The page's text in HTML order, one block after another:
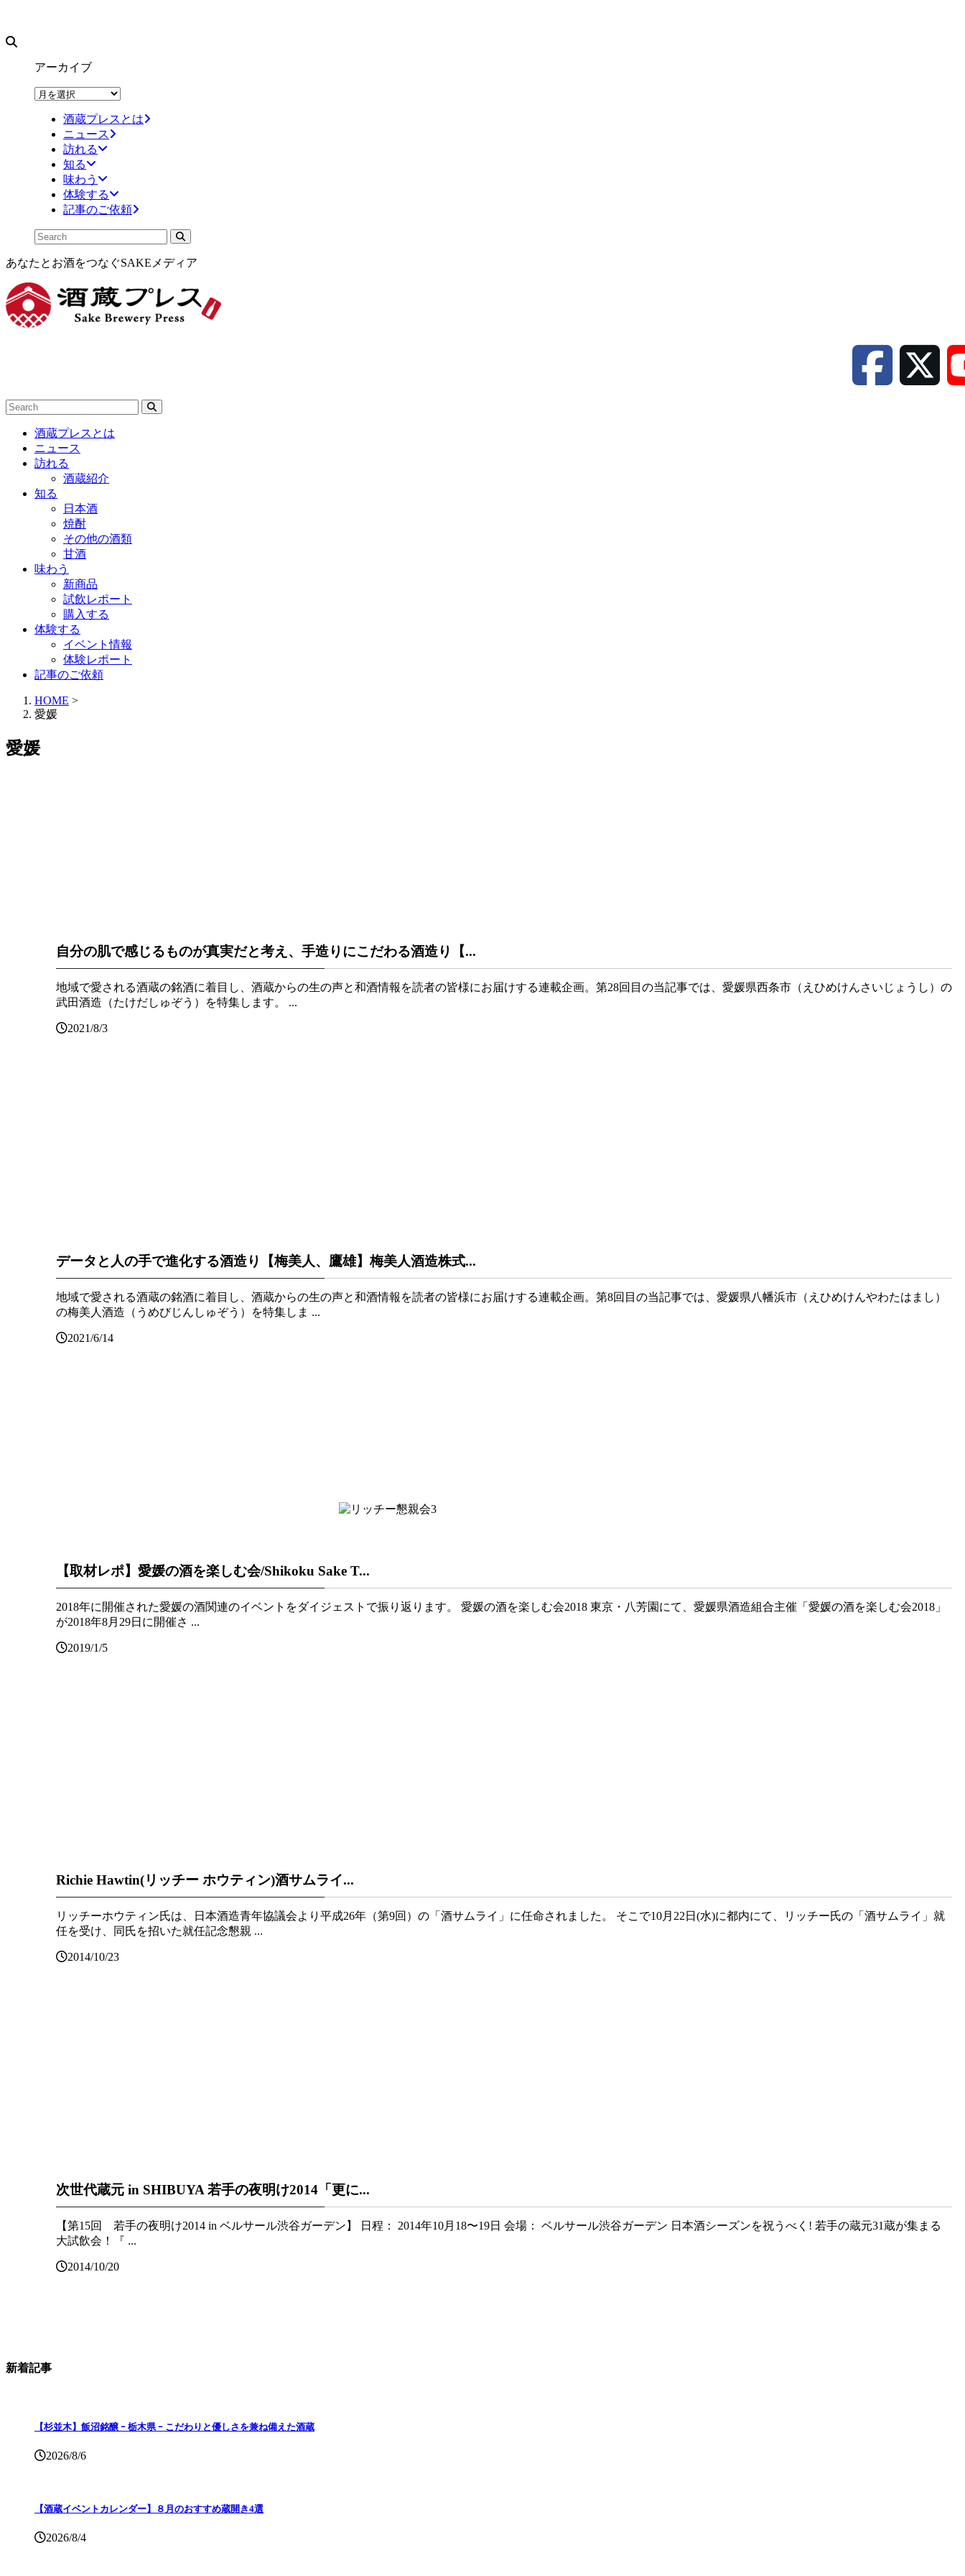
アーカイブ
ア
酒蔵プレスとは
ニュース
訪れる
知る
味わう
体験する
記事のご依頼
あなたとお酒をつなぐSAKEメディア
酒蔵プレスとは
ニュース
訪れる
酒蔵紹介
知る
日本酒
焼酎
その他の酒類
甘酒
味わう
新商品
試飲レポート
購入する
体験する
イベント情報
体験レポート
記事のご依頼
HOME >
愛媛
愛媛
自分の肌で感じるものが真実だと考え、手造りにこだわる酒造り【...
地域で愛される酒蔵の銘酒に着目し、酒蔵からの生の声と和酒情報を読者の皆様にお届けする連載企画。第28回目の当記事では、愛媛県西条市（えひめけんさいじょうし）の
武田酒造（たけだしゅぞう）を特集します。 ...
2021/8/3
データと人の手で進化する酒造り【梅美人、鷹雄】梅美人酒造株式...
地域で愛される酒蔵の銘酒に着目し、酒蔵からの生の声と和酒情報を読者の皆様にお届けする連載企画。第8回目の当記事では、愛媛県八幡浜市（えひめけんやわたはまし）
の梅美人酒造（うめびじんしゅぞう）を特集しま ...
2021/6/14
【取材レポ】愛媛の酒を楽しむ会/Shikoku Sake T...
2018年に開催された愛媛の酒関連のイベントをダイジェストで振り返ります。 愛媛の酒を楽しむ会2018 東京・八芳園にて、愛媛県酒造組合主催「愛媛の酒を楽しむ会2018」
が2018年8月29日に開催さ ...
2019/1/5
Richie Hawtin(リッチー ホウティン)酒サムライ...
リッチーホウティン氏は、日本酒造青年協議会より平成26年（第9回）の「酒サムライ」に任命されました。 そこで10月22日(水)に都内にて、リッチー氏の「酒サムライ」就
任を受け、同氏を招いた就任記念懇親 ...
2014/10/23
次世代蔵元 in SHIBUYA 若手の夜明け2014「更に...
【第15回 若手の夜明け2014 in ベルサール渋谷ガーデン】 日程： 2014年10月18〜19日 会場： ベルサール渋谷ガーデン 日本酒シーズンを祝うべく! 若手の蔵元31蔵が集まる
大試飲会！『 ...
2014/10/20
新着記事
【杉並木】飯沼銘醸 ｰ 栃木県 ｰ こだわりと優しさを兼ね備えた酒蔵
2026/8/6
【酒蔵イベントカレンダー】８月のおすすめ蔵開き4選
2026/8/4